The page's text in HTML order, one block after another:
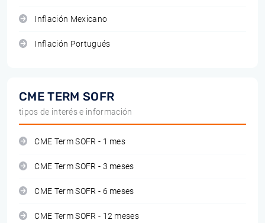
Inflación Mexicano
Inflación Portugués
CME TERM SOFR
tipos de interés e información
CME Term SOFR - 1 mes
CME Term SOFR - 3 meses
CME Term SOFR - 6 meses
CME Term SOFR - 12 meses